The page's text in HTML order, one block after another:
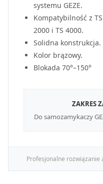
systemu GEZE.
Kompatybilność z TS
2000 i TS 4000.
Solidna konstrukcja.
Kolor brązowy.
Blokada 70°–150°
ZAKRES
Do samozamykaczy
Profesjonalne rozwiązanie